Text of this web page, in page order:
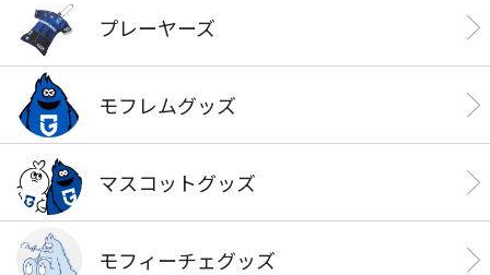
プレーヤーズ
モフレムグッズ
マスコットグッズ
モフィーチェグッズ